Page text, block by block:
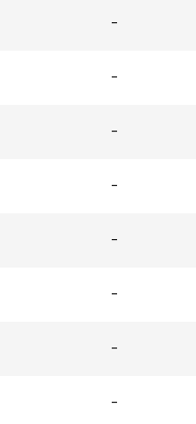
-
-
-
-
-
-
-
-